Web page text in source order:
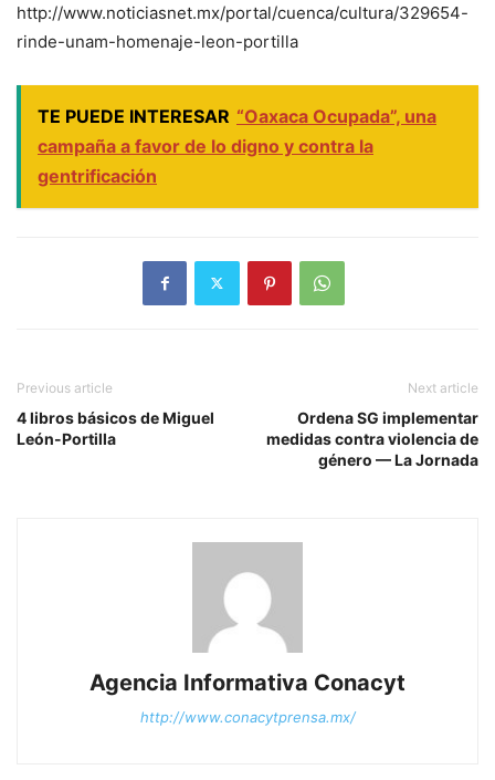
http://www.noticiasnet.mx/portal/cuenca/cultura/329654-
rinde-unam-homenaje-leon-portilla
TE PUEDE INTERESAR “Oaxaca Ocupada”, una
campaña a favor de lo digno y contra la
gentrificación
Previous article
4 libros básicos de Miguel
León-Portilla
Next article
Ordena SG implementar
medidas contra violencia de
género — La Jornada
Agencia Informativa Conacyt
http://www.conacytprensa.mx/